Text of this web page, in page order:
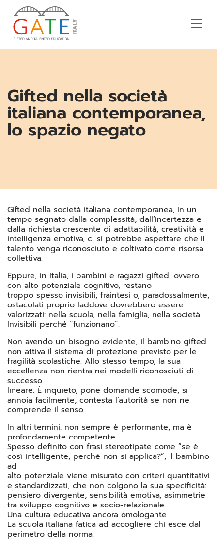
Gifted nella società
italiana contemporanea,
lo spazio negato
Gifted nella società italiana contemporanea, In un
tempo segnato dalla complessità, dall’incertezza e
dalla richiesta crescente di adattabilità, creatività e
intelligenza emotiva, ci si potrebbe aspettare che il
talento venga riconosciuto e coltivato come risorsa
collettiva.
Eppure, in Italia, i bambini e ragazzi gifted, ovvero
con alto potenziale cognitivo, restano
troppo spesso invisibili, fraintesi o, paradossalmente,
ostacolati proprio laddove dovrebbero essere
valorizzati: nella scuola, nella famiglia, nella società.
Invisibili perché “funzionano”.
Non avendo un bisogno evidente, il bambino gifted
non attiva il sistema di protezione previsto per le
fragilità scolastiche. Allo stesso tempo, la sua
eccellenza non rientra nei modelli riconosciuti di
successo
lineare. È inquieto, pone domande scomode, si
annoia facilmente, contesta l’autorità se non ne
comprende il senso.
In altri termini: non sempre è performante, ma è
profondamente competente.
Spesso definito con frasi stereotipate come “se è
così intelligente, perché non si applica?”, il bambino
ad
alto potenziale viene misurato con criteri quantitativi
e standardizzati, che non colgono la sua specificità:
pensiero divergente, sensibilità emotiva, asimmetrie
tra sviluppo cognitivo e socio-relazionale.
Una cultura educativa ancora omologante
La scuola italiana fatica ad accogliere chi esce dal
perimetro della norma.